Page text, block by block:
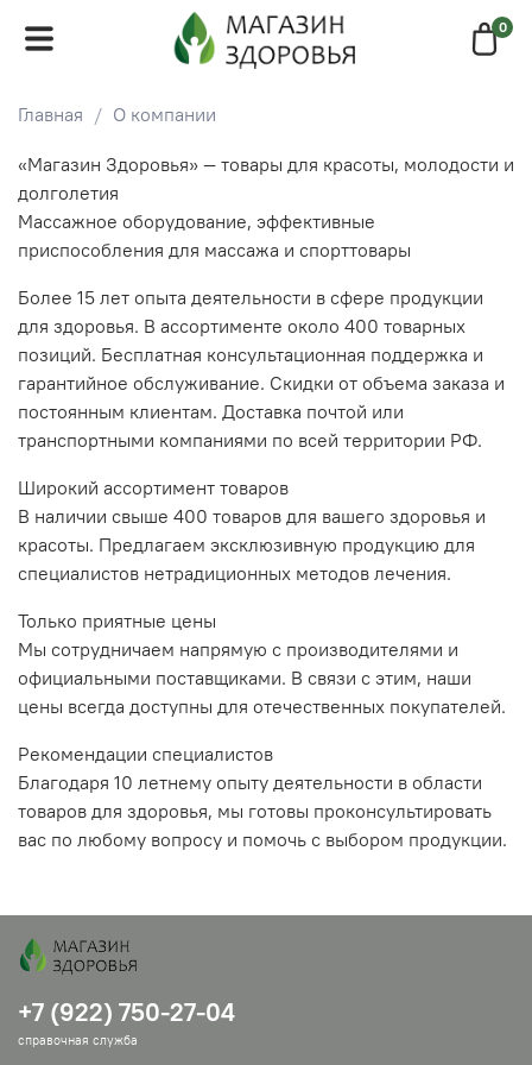
0
Главная О компании
«Магазин Здоровья» — товары для красоты, молодости и
долголетия
Массажное оборудование, эффективные
приспособления для массажа и спорттовары
Более 15 лет опыта деятельности в сфере продукции
для здоровья. В ассортименте около 400 товарных
позиций. Бесплатная консультационная поддержка и
гарантийное обслуживание. Скидки от объема заказа и
постоянным клиентам. Доставка почтой или
транспортными компаниями по всей территории РФ.
Широкий ассортимент товаров
В наличии свыше 400 товаров для вашего здоровья и
красоты. Предлагаем эксклюзивную продукцию для
специалистов нетрадиционных методов лечения.
Только приятные цены
Мы сотрудничаем напрямую с производителями и
официальными поставщиками. В связи с этим, наши
цены всегда доступны для отечественных покупателей.
Рекомендации специалистов
Благодаря 10 летнему опыту деятельности в области
товаров для здоровья, мы готовы проконсультировать
вас по любому вопросу и помочь с выбором продукции.
+7 (922) 750-27-04
справочная служба